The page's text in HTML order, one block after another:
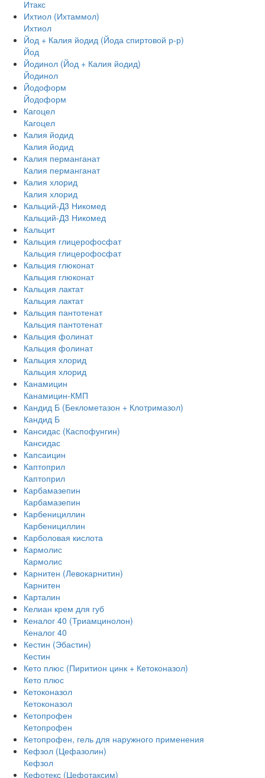
Итакс
Ихтиол (Ихтаммол)
Ихтиол
Йод + Калия йодид (Йода спиртовой р-р)
Йод
Йодинол (Йод + Калия йодид)
Йодинол
Йодоформ
Йодоформ
Кагоцел
Кагоцел
Калия йодид
Калия йодид
Калия перманганат
Калия перманганат
Калия хлорид
Калия хлорид
Кальций-Д3 Никомед
Кальций-Д3 Никомед
Кальцит
Кальция глицерофосфат
Кальция глицерофосфат
Кальция глюконат
Кальция глюконат
Кальция лактат
Кальция лактат
Кальция пантотенат
Кальция пантотенат
Кальция фолинат
Кальция фолинат
Кальция хлорид
Кальция хлорид
Канамицин
Канамицин-КМП
Кандид Б (Беклометазон + Клотримазол)
Кандид Б
Кансидас (Каспофунгин)
Кансидас
Капсаицин
Каптоприл
Каптоприл
Карбамазепин
Карбамазепин
Карбенициллин
Карбенициллин
Карболовая кислота
Кармолис
Кармолис
Карнитен (Левокарнитин)
Карнитен
Карталин
Келиан крем для губ
Кеналог 40 (Триамцинолон)
Кеналог 40
Кестин (Эбастин)
Кестин
Кето плюс (Пиритион цинк + Кетоконазол)
Кето плюс
Кетоконазол
Кетоконазол
Кетопрофен
Кетопрофен
Кетопрофен, гель для наружного применения
Кефзол (Цефазолин)
Кефзол
Кефотекс (Цефотаксим)